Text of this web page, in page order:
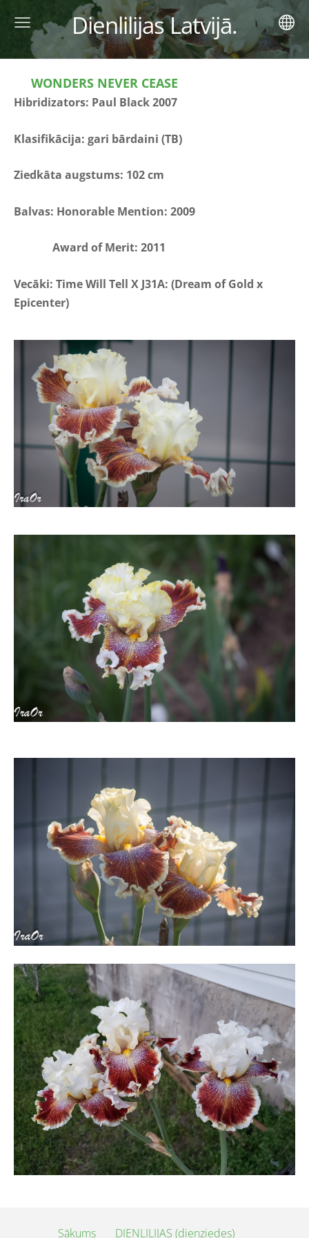
Dienlilijas Latvijā.
WONDERS NEVER CEASE
Hibridizators: Paul Black 2007
Klasifikācija: gari bārdaini (TB)
Ziedkāta augstums: 102 cm
Balvas: Honorable Mention: 2009
Award of Merit: 2011
Vecāki: Time Will Tell X J31A: (Dream of Gold x
Epicenter)
Sākums DIENLILIJAS (dienziedes)